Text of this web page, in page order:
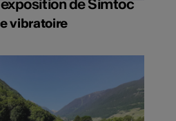
de Simtoc
vibratoire